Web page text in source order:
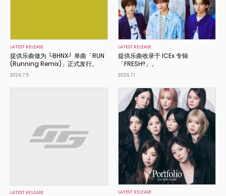
LATEST RELEASE
提供乐曲做为 └BHNX┘ 单曲「RUN
(Running Remix)」正式发行。
2026.7.5
LATEST RELEASE
提供乐曲收录于 ICEx 专辑
「FRESH!!」。
2026.7.1
LATEST RELEASE LATEST RELEASE